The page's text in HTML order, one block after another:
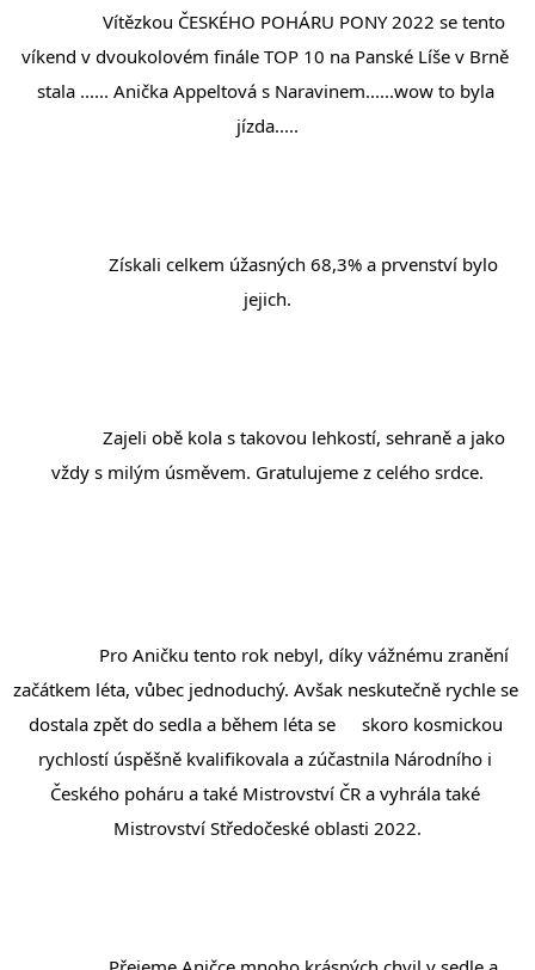
víkend v dvoukolovém finále TOP 10 na Panské Líše v Brně
stala ...... Anička Appeltová s Naravinem......wow to byla
jízda.....
jejich.
vždy s milým úsměvem. Gratulujeme z celého srdce.
začátkem léta, vůbec jednoduchý. Avšak neskutečně rychle se
dostala zpět do sedla a během léta se
skoro kosmickou
rychlostí úspěšně kvalifikovala a zúčastnila Národního i
Českého poháru a také Mistrovství ČR a vyhrála také
Mistrovství Středočeské oblasti 2022.